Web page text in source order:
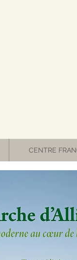
CENTRE